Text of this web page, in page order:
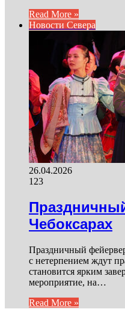
Read More »
Новости Севера
26.04.2026
123
Чебоксарах
Праздничный
с нетерпением ждут
становится ярким
мероприятие, на…
Read More »